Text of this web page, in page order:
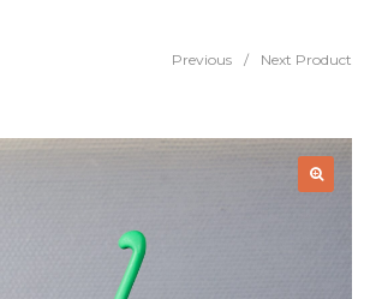
Previous / Next Product